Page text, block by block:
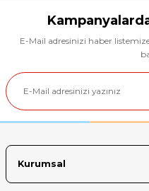
tarafımıza iletebilirsiniz.
Görüş ve önerileriniz için
Ürün resmi kalitesiz, bozuk
Ürün açıklamasında eksik
Ürün bilgilerinde hatalar
E-Mail adresinizi haber
Kurumsal